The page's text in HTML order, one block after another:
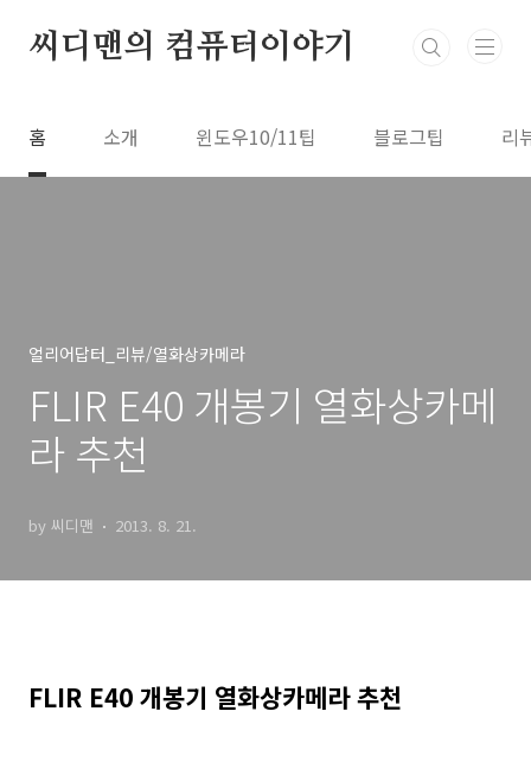
씨디맨의 컴퓨터이야기
홈 소개 윈도우10/11팁 블로그팁 리
얼리어답터_리뷰/열화상카메라
FLIR E40 개봉기 열화상카메
라 추천
by 씨디맨 2013. 8. 21.
FLIR E40 개봉기 열화상카메라 추천